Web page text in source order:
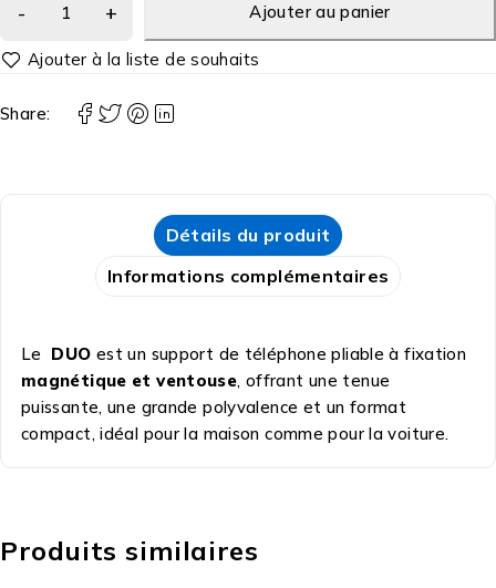
Ajouter au panier
Share:
Détails du produit
Informations complémentaires
Le DUO est un support de téléphone pliable à fixation
magnétique et ventouse, offrant une tenue
puissante, une grande polyvalence et un format
compact, idéal pour la maison comme pour la voiture.
Produits similaires